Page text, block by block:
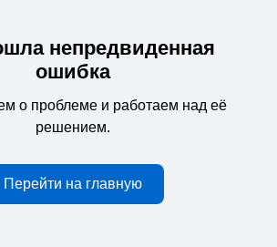
непредвиденная
ошибка
о проблеме и работаем над её
решением.
Перейти на главную